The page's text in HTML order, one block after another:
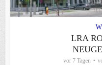
LRA
vor 7 Tagen